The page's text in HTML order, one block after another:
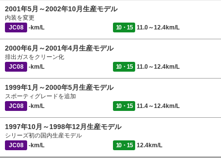
2001年5月～2002年10月生産モデル
内装を変更
JC08
-km/L 10・15 11.0～12.4km/L
2000年6月～2001年4月生産モデル
排出ガスをクリーン化
JC08
-km/L 10・15 11.0～12.4km/L
1999年1月～2000年5月生産モデル
スポーティグレードを追加
JC08
-km/L 10・15 11.4～12.4km/L
1997年10月～1998年12月生産モデル
シリーズ初の国内生産モデル
JC08
-km/L 10・15 12.4km/L